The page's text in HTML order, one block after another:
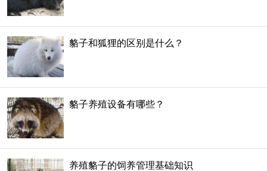
貉子和狐狸的区别是什么？
貉子养殖设备有哪些？
养殖貉子的饲养管理基础知识